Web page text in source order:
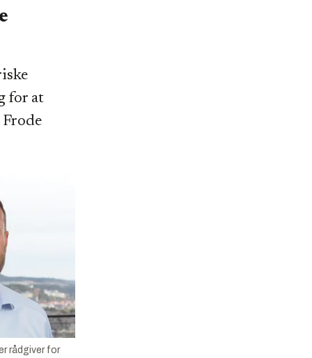
for at
rådgiver for